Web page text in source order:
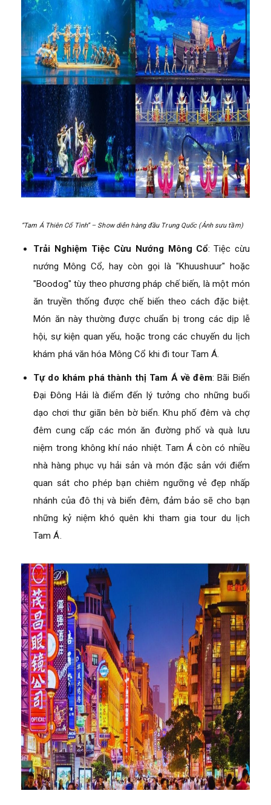
“Tam Á Thiên Cổ Tình” – Show diễn hàng đầu Trung Quốc (Ảnh sưu tầm)
Trải Nghiệm Tiệc Cừu Nướng Mông Cổ: Tiệc cừu
nướng Mông Cổ, hay còn gọi là "Khuushuur" hoặc
"Boodog" tùy theo phương pháp chế biến, là một món
ăn truyền thống được chế biến theo cách đặc biệt.
Món ăn này thường được chuẩn bị trong các dịp lễ
hội, sự kiện quan yếu, hoặc trong các chuyến du lịch
khám phá văn hóa Mông Cổ khi đi tour Tam Á.
Tự do khám phá thành thị Tam Á về đêm: Bãi Biển
Đại Đông Hải là điểm đến lý tưởng cho những buổi
dạo chơi thư giãn bên bờ biển. Khu phố đêm và chợ
đêm cung cấp các món ăn đường phố và quà lưu
niệm trong không khí náo nhiệt. Tam Á còn có nhiều
nhà hàng phục vụ hải sản và món đặc sản với điểm
quan sát cho phép bạn chiêm ngưỡng vẻ đẹp nhấp
nhánh của đô thị và biển đêm, đảm bảo sẽ cho bạn
những kỷ niệm khó quên khi tham gia tour du lịch
Tam Á.